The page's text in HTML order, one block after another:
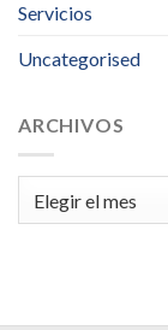
Servicios
Uncategorised
ARCHIVOS